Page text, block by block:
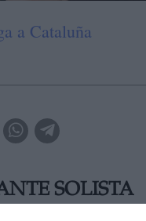
a Cataluña
SOLISTA